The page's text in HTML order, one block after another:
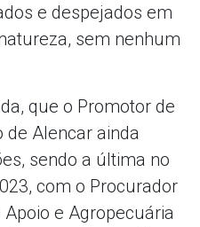
e despejados em
sem nenhum
que o Promotor de
de Alencar ainda
sendo a última no
com o Procurador
e Agropecuária